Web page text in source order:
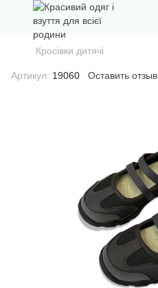
Кросівки дитячі
Артикул: 19060 Оставить отзыв